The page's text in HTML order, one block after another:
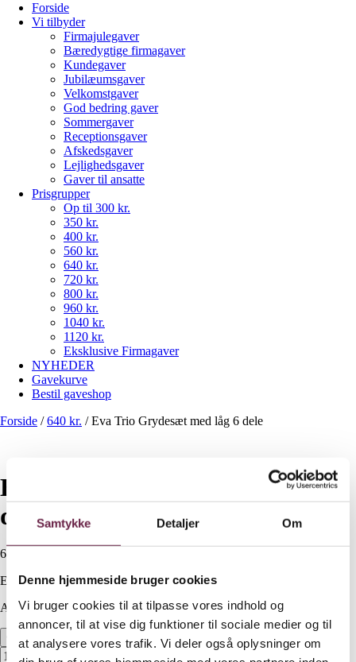
Samtykke Detaljer Om
Denne hjemmeside bruger cookies
Vi bruger cookies til at tilpasse vores indhold og
annoncer, til at vise dig funktioner til sociale medier og til
at analysere vores trafik. Vi deler også oplysninger om
Forside
Vi tilbyder
Firmajulegaver
Bæredygtige firmagaver
Kundegaver
Jubilæumsgaver
Velkomstgaver
God bedring gaver
Sommergaver
Receptionsgaver
Afskedsgaver
Lejlighedsgaver
Gaver til ansatte
Prisgrupper
Op til 300 kr.
350 kr.
400 kr.
560 kr.
640 kr.
720 kr.
800 kr.
960 kr.
1040 kr.
1120 kr.
Eksklusive Firmagaver
NYHEDER
Gavekurve
Bestil gaveshop
Forside /640 kr. /Eva Trio Grydesæt med låg 6 dele
Eva Trio Grydesæt med låg 6
dele
640,00
Ekskl. moms
Available on backorder
Eva Trio Grydesæt med låg 6 dele antal